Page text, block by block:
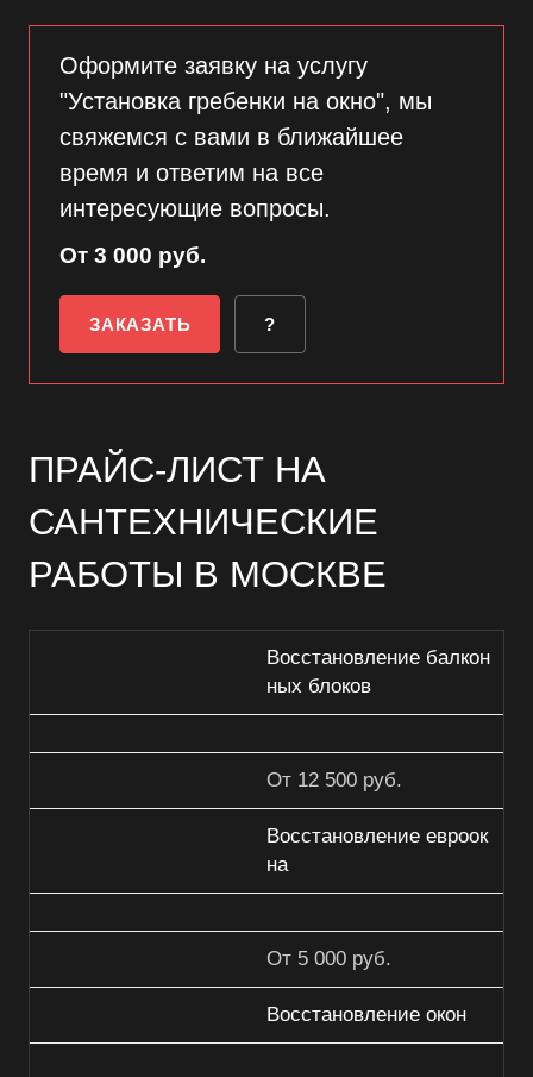
Оформите заявку на услугу
"Установка гребенки на окно", мы
свяжемся с вами в ближайшее
время и ответим на все
интересующие вопросы.
От 3 000 руб.
ЗАКАЗАТЬ ?
ПРАЙС-ЛИСТ НА
САНТЕХНИЧЕСКИЕ
РАБОТЫ В МОСКВЕ
Восстановление балкон
ных блоков
От 12 500 руб.
Восстановление евроок
на
От 5 000 руб.
Восстановление окон